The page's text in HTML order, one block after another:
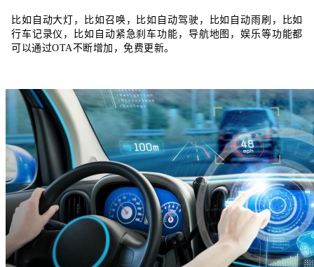
比如自动大灯，比如召唤，比如自动驾驶，比如自动雨刷，比如
行车记录仪，比如自动紧急刹车功能，导航地图，娱乐等功能都
可以通过OTA不断增加，免费更新。